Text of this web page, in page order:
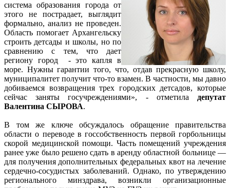
система образования города от
этого не пострадает, выглядит
формально, анализ не проведен.
Область помогает Архангельску
строить детсады и школы, но по
сравнению с тем, что дает
региону город - это капля в
море. Нужны гарантии того, что, отдав прекрасную школу,
муниципалитет получит что-то взамен. В частности, мы давно
добиваемся возвращения трех городских детсадов, которые
сейчас заняты госучреждениями», - отметила депутат
Валентина СЫРОВА.
В том же ключе обсуждалось обращение правительства
области о переводе в госсобственность первой горбольницы
скорой медицинской помощи. Часть помещений учреждения
ранее уже было решено сдать в аренду областной больнице —
для получения дополнительных федеральных квот на лечение
сердечно-сосудистых заболеваний. Однако, по утверждению
регионального минздрава, возникли организационные